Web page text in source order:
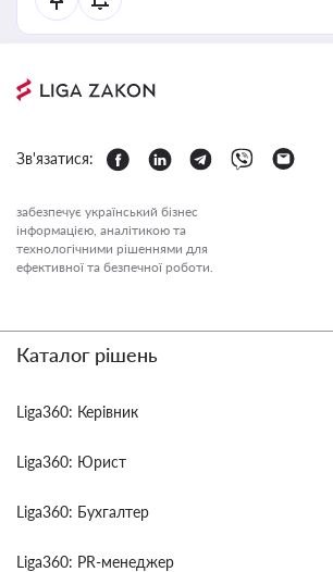
Зв'язатися:
забезпечує український бізнес
інформацією, аналітикою та
технологічними рішеннями для
ефективної та безпечної роботи.
Каталог рішень
Liga360: Керівник
Liga360: Юрист
Liga360: Бухгалтер
Liga360: PR-менеджер